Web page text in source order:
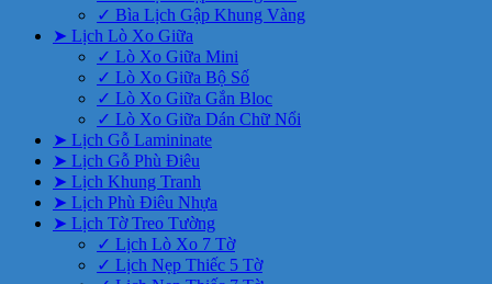
✓ Bìa Lịch Gập Khung Vàng
➤ Lịch Lò Xo Giữa
✓ Lò Xo Giữa Mini
✓ Lò Xo Giữa Bộ Số
✓ Lò Xo Giữa Gắn Bloc
✓ Lò Xo Giữa Dán Chữ Nổi
➤ Lịch Gỗ Lamininate
➤ Lịch Gỗ Phù Điêu
➤ Lịch Khung Tranh
➤ Lịch Phù Điêu Nhựa
➤ Lịch Tờ Treo Tường
✓ Lịch Lò Xo 7 Tờ
✓ Lịch Nẹp Thiếc 5 Tờ